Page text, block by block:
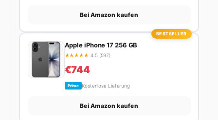
Bei Amazon kaufen
BESTSELLER
Apple iPhone 17 256 GB
★★★★★ 4.5 (597)
€744
Prime Kostenlose Lieferung
Bei Amazon kaufen